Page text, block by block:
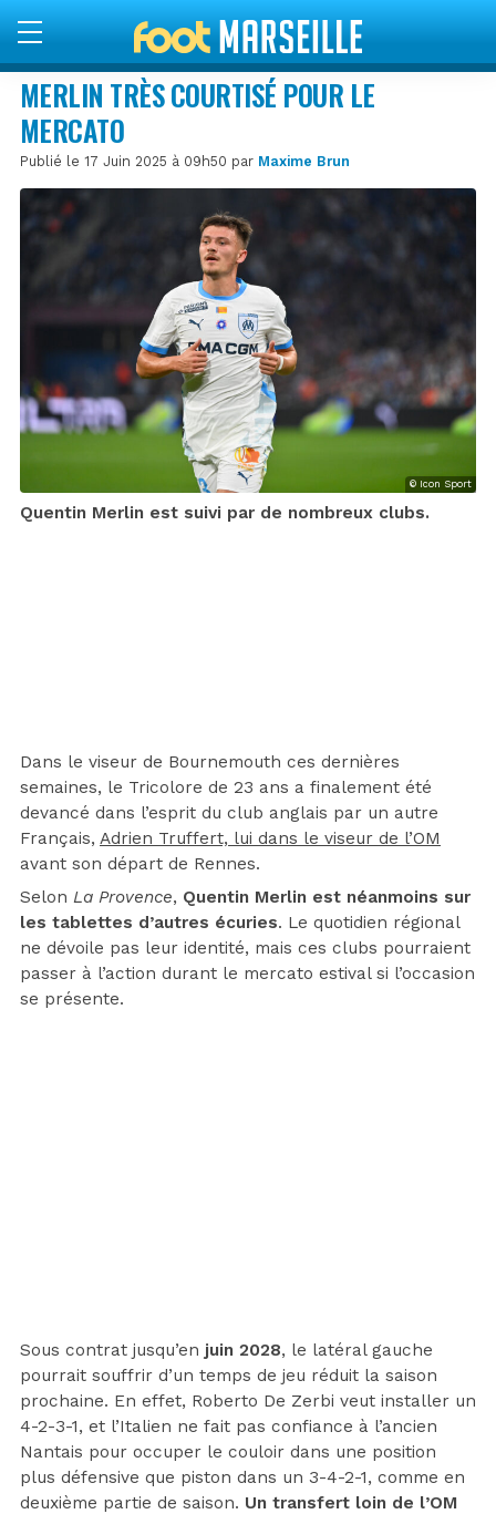
MERLIN TRÈS COURTISÉ POUR LE
MERCATO
Publié le 17 Juin 2025 à 09h50 par Maxime Brun
© Icon Sport
Quentin Merlin est suivi par de nombreux clubs.
Dans le viseur de Bournemouth ces dernières
semaines, le Tricolore de 23 ans a finalement été
devancé dans l’esprit du club anglais par un autre
Français, Adrien Truffert, lui dans le viseur de l’OM
avant son départ de Rennes.
Selon La Provence, Quentin Merlin est néanmoins sur
les tablettes d’autres écuries. Le quotidien régional
ne dévoile pas leur identité, mais ces clubs pourraient
passer à l’action durant le mercato estival si l’occasion
se présente.
Sous contrat jusqu’en juin 2028, le latéral gauche
pourrait souffrir d’un temps de jeu réduit la saison
prochaine. En effet, Roberto De Zerbi veut installer un
4-2-3-1, et l’Italien ne fait pas confiance à l’ancien
Nantais pour occuper le couloir dans une position
plus défensive que piston dans un 3-4-2-1, comme en
deuxième partie de saison. Un transfert loin de l’OM